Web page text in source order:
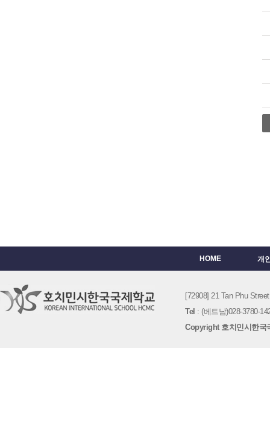
HOME 개
[72908] 21 Tan Phu
Tel : (베트남)028-3780-
Copyright 호치민시한국